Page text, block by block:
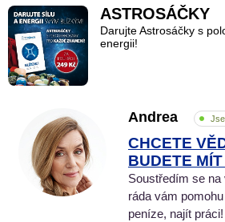
ASTROSÁČKY
Darujte Astrosáčky s
energii!
Andrea
CHCETE
BUDETE
Soustředím se
ráda vám
peníze, najít